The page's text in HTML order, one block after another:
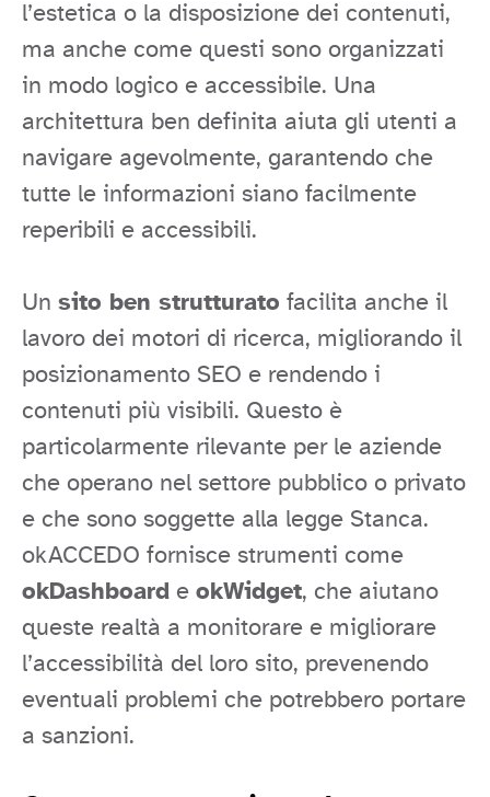
l’estetica o la disposizione dei contenuti,
ma anche come questi sono organizzati
in modo logico e accessibile. Una
architettura ben definita aiuta gli utenti a
navigare agevolmente, garantendo che
tutte le informazioni siano facilmente
reperibili e accessibili.
Un sito ben strutturato facilita anche il
lavoro dei motori di ricerca, migliorando il
posizionamento SEO e rendendo i
contenuti più visibili. Questo è
particolarmente rilevante per le aziende
che operano nel settore pubblico o privato
e che sono soggette alla legge Stanca.
okACCEDO fornisce strumenti come
okDashboard e okWidget, che aiutano
queste realtà a monitorare e migliorare
l’accessibilità del loro sito, prevenendo
eventuali problemi che potrebbero portare
a sanzioni.